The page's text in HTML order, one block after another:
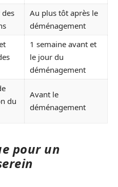
Au plus tôt après le
déménagement
1 semaine avant et
le jour du
déménagement
du
Avant le
déménagement
pour un